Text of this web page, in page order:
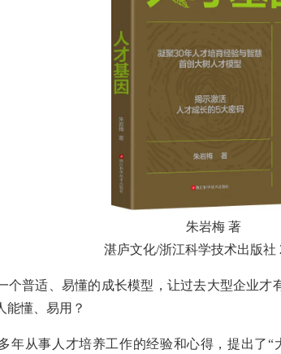
朱岩梅 著
湛庐文化/浙江科学技术出版社
个普适、易懂的成长模型，让过去大型企业才
能懂、易用？
年从事人才培养工作的经验和心得，提出了